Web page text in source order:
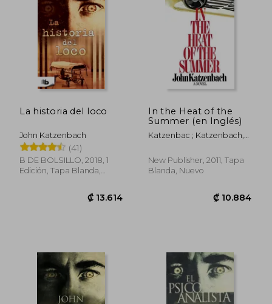
₡ 11.103
La historia del loco
John Katzenbach
(41)
B DE BOLSILLO, 2018, 1
Edición, Tapa Blanda,
In the Heat of the
Summer (en Inglés)
Katzenbac ; Katzenbach,
New Publisher, 2011, Tapa
Blanda, Nuevo